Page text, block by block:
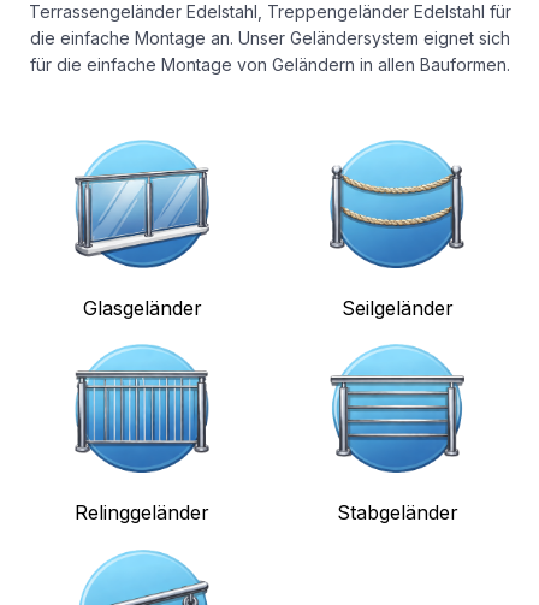
Terrassengeländer Edelstahl, Treppengeländer Edelstahl für
die einfache Montage an. Unser Geländersystem eignet sich
für die einfache Montage von Geländern in allen Bauformen.
Glasgeländer Seilgeländer
Relinggeländer Stabgeländer